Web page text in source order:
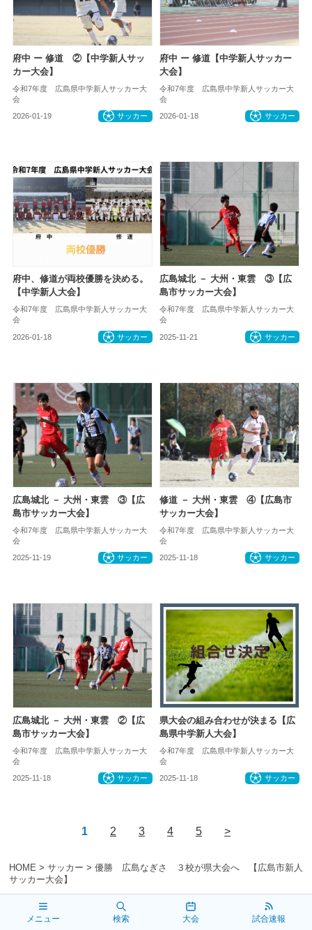
HOME > サッカー > 優勝 広島なぎさ ３校が県大会へ 【広島市新人
サッカー大会】
府中 ー 修道 ②【中学新人サッ
カー大会】
令和7年度 広島県中学新人サッカー大
会
2026-01-19 サッカー
府中 ー 修道【中学新人サッカー
大会】
令和7年度 広島県中学新人サッカー大
会
2026-01-18 サッカー
府中、修道が両校優勝を決める。
【中学新人大会】
令和7年度 広島県中学新人サッカー大
会
2026-01-18 サッカー
広島城北 － 大州・東雲 ③【広
島市サッカー大会】
令和7年度 広島県中学新人サッカー大
会
2025-11-21 サッカー
広島城北 － 大州・東雲 ③【広
島市サッカー大会】
令和7年度 広島県中学新人サッカー大
会
2025-11-19 サッカー
修道 － 大州・東雲 ④【広島市
サッカー大会】
令和7年度 広島県中学新人サッカー大
会
2025-11-18 サッカー
広島城北 － 大州・東雲 ②【広
島市サッカー大会】
令和7年度 広島県中学新人サッカー大
会
2025-11-18 サッカー
県大会の組み合わせが決まる【広
島県中学新人大会】
令和7年度 広島県中学新人サッカー大
会
2025-11-18 サッカー
1 2 3 4 5 >
メニュー 検索 大会 試合速報